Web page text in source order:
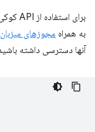
برای استفاده از API کوکی‌ها، مجوز
به همراه مجوزهای میزبان
آنها دسترسی داشته